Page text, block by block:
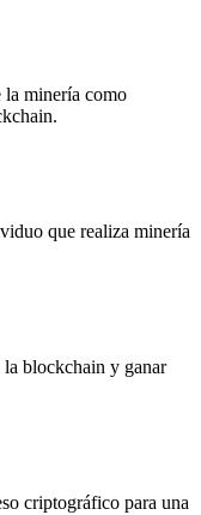
la minería como
que realiza minería
blockchain y ganar
criptográfico para una